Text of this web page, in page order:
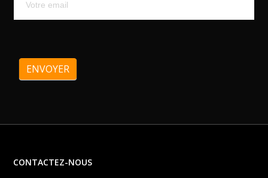
ENVOYER
CONTACTEZ-NOUS